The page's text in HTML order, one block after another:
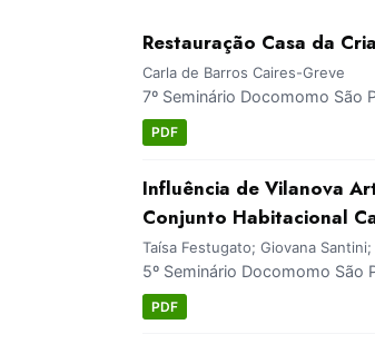
Restauração Casa da
Carla de Barros Caires-Greve
7º Seminário Docomomo São
PDF
Influência de Vilanova
Conjunto Habitacional
Taísa Festugato; Giovana
5º Seminário Docomomo São
PDF